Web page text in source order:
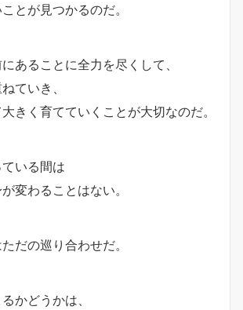
とが見つかるのだ。
あることに全力を尽くして、
ていき、
きく育てていくことが大切なのだ。
いる間は
変わることはない。
だの巡り合わせだ。
かどうかは、